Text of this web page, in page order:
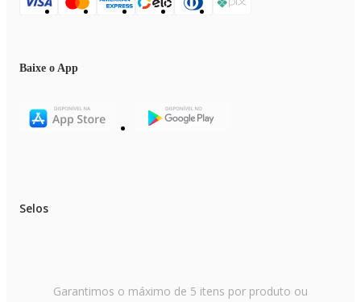
Baixe o App
Selos
Garantimos o máximo de 5 itens por produto ou